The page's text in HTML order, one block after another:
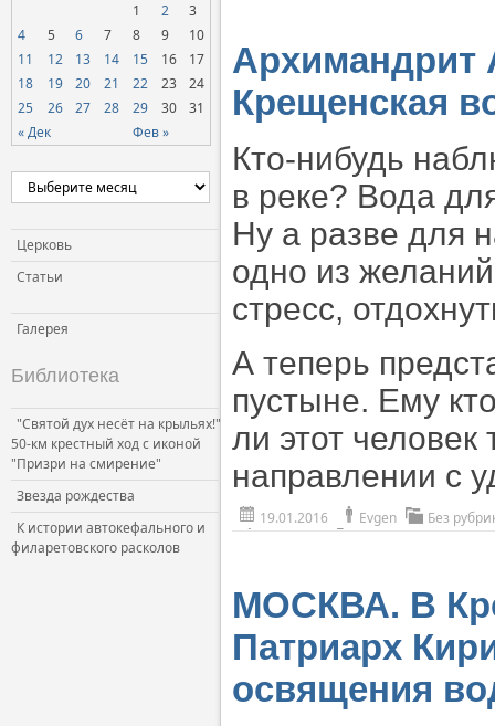
« Дек Фев »
1 2
3
4
5 6 7 8 9
10
11
12 13 14 15 16
17
18
19 20 21 22 23
24
25
26 27 28 29 30 31
Церковь
Статьи
Галерея
Библиотека
"Святой дух несёт на крыльях!"
50-км крестный ход с иконой
"Призри на смирение"
Звезда рождества
К истории автокефального и
филаретовского расколов
Архимандрит
Крещенская
Кто-нибудь
в реке? Вода
Ну а разве для
одно из
стресс,
А теперь
пустыне. Ему
ли этот
направлении с
19.01.2016 Evgen Без
МОСКВА. В
Патриарх
освящения